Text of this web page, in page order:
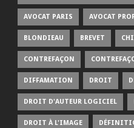
AVOCAT PARIS AVOCAT
BLONDIEAU BREVET
CONTREFAÇON
DIFFAMATION DROIT
DROIT D'AUTEUR LOGICIEL
DROIT À L'IMAGE